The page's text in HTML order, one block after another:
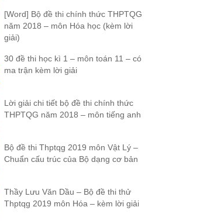
[Word] Bộ đề thi chính thức THPTQG
năm 2018 – môn Hóa học (kèm lời
giải)
30 đề thi học kì 1 – môn toán 11 – có
ma trận kèm lời giải
Lời giải chi tiết bộ đề thi chính thức
THPTQG năm 2018 – môn tiếng anh
Bộ đề thi Thptqg 2019 môn Vật Lý –
Chuẩn cấu trúc của Bộ dạng cơ bản
Thầy Lưu Văn Dầu – Bộ đề thi thử
Thptqg 2019 môn Hóa – kèm lời giải